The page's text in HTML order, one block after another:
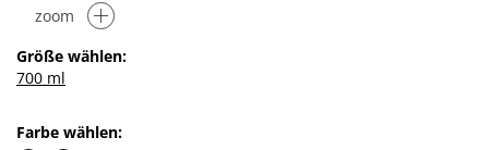
zoom
Größe wählen:
700 ml
Farbe wählen: